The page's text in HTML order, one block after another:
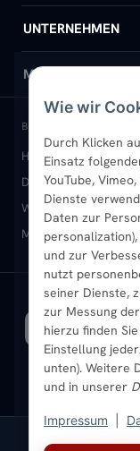
Wie wir
Durch Klicken
Einsatz
YouTube,
Dienste
Daten zur
und zur
nutzt
seiner Dienste,
zur Messung
hierzu finden
Einstellung
unten). Weitere
und in unserer
Impressum
Handtuchheizkörper
Design-Heizkörper
Paneelheizkörper
Vertikal-Heizkörper
Heizkörper-Zubehör
Hilfe & Kontakt
Versand & Lieferung
Rückgabe &
Garantie &
Montageservice vor
Sendung verfolgen
UNTERNEHMEN
Wir über uns
Standort &
B2B-Kunden
Karriere
Ratgeber
Bestpreisgarantie
MEIN KONTO
Anmelden / Mein
Merkliste
Newsletter
Aktuelle Angebote
BELIEBTE
Heizkörper kaufen
Design-Heizkörper
Wandheizkörper
Mischbetrieb-